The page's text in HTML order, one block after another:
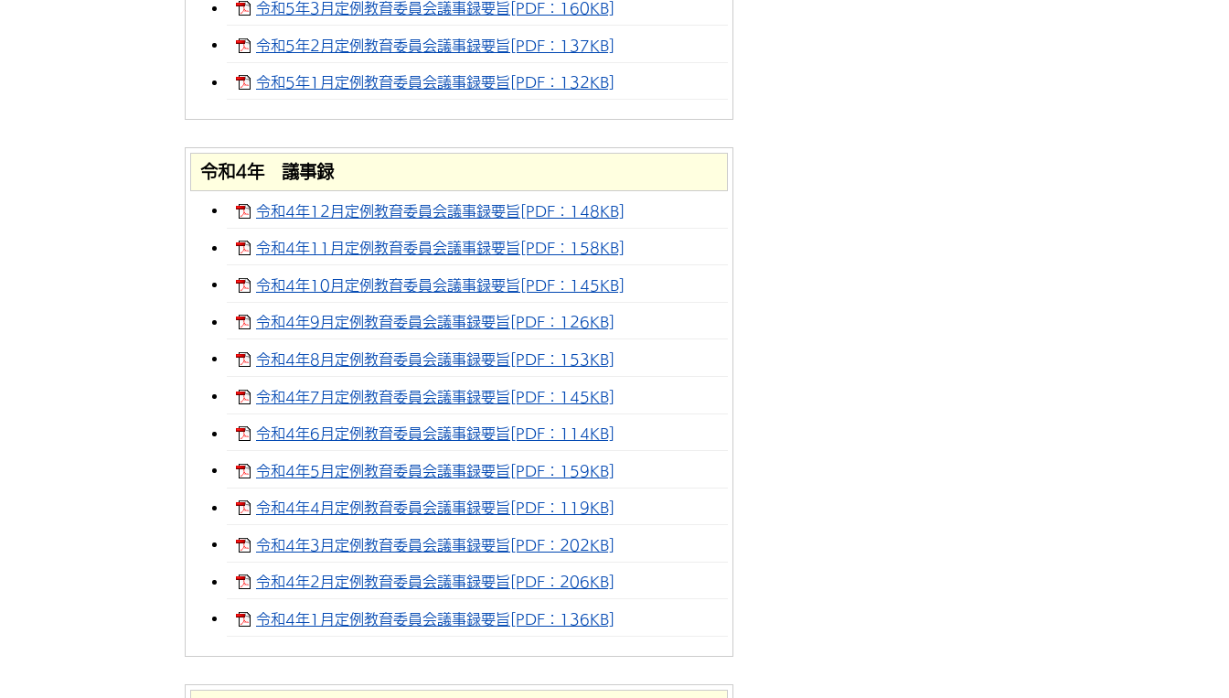
令和5年3月定例教育委員会議事録要旨[PDF：160KB]
令和5年2月定例教育委員会議事録要旨[PDF：137KB]
令和5年1月定例教育委員会議事録要旨[PDF：132KB]
令和4年 議事録
令和4年12月定例教育委員会議事録要旨[PDF：148KB]
令和4年11月定例教育委員会議事録要旨[PDF：158KB]
令和4年10月定例教育委員会議事録要旨[PDF：145KB]
令和4年9月定例教育委員会議事録要旨[PDF：126KB]
令和4年8月定例教育委員会議事録要旨[PDF：153KB]
令和4年7月定例教育委員会議事録要旨[PDF：145KB]
令和4年6月定例教育委員会議事録要旨[PDF：114KB]
令和4年5月定例教育委員会議事録要旨[PDF：159KB]
令和4年4月定例教育委員会議事録要旨[PDF：119KB]
令和4年3月定例教育委員会議事録要旨[PDF：202KB]
令和4年2月定例教育委員会議事録要旨[PDF：206KB]
令和4年1月定例教育委員会議事録要旨[PDF：136KB]